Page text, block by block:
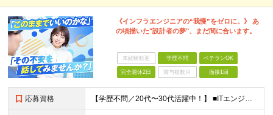
《インフラエンジニアの“我慢”をゼロに。》 あ
の頃描いた"設計者の夢"、まだ間に合います。
未経験歓迎 学歴不問 ベテランOK
完全週休2日 賞与複数月 面接1回
応募資格 【学歴不問／20代〜30代活躍中！】 ■ITエンジニア経験をお持ちの方（年数やフェーズは不問！） ★運用保守のみの経験でも大歓迎です！ 「これから上流工程にステップアップしたい」 「AWS・Azur